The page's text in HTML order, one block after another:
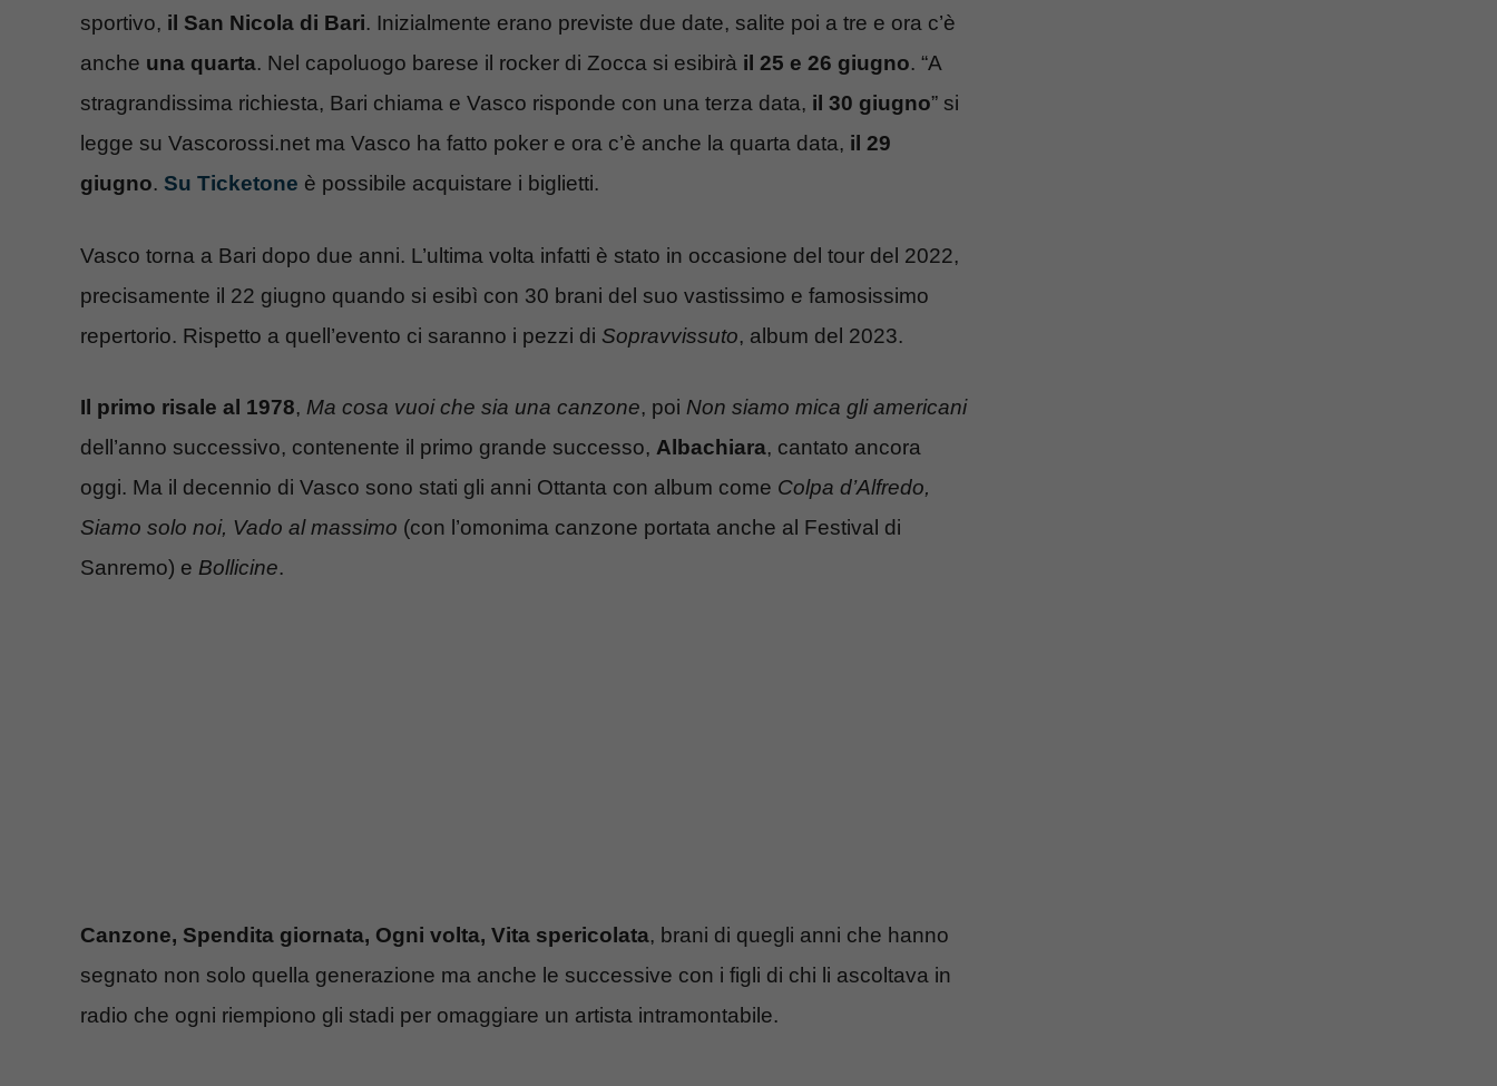
sportivo, il San Nicola di Bari. Inizialmente erano previste due date, salite poi a tre e ora c’è
anche una quarta. Nel capoluogo barese il rocker di Zocca si esibirà il 25 e 26 giugno. “A
stragrandissima richiesta, Bari chiama e Vasco risponde con una terza data, il 30 giugno” si
legge su Vascorossi.net ma Vasco ha fatto poker e ora c’è anche la quarta data, il 29
giugno. Su Ticketone è possibile acquistare i biglietti.
Vasco torna a Bari dopo due anni. L’ultima volta infatti è stato in occasione del tour del 2022,
precisamente il 22 giugno quando si esibì con 30 brani del suo vastissimo e famosissimo
repertorio. Rispetto a quell’evento ci saranno i pezzi di Sopravvissuto, album del 2023.
Il primo risale al 1978, Ma cosa vuoi che sia una canzone, poi Non siamo mica gli americani
dell’anno successivo, contenente il primo grande successo, Albachiara, cantato ancora
oggi. Ma il decennio di Vasco sono stati gli anni Ottanta con album come Colpa d’Alfredo,
Siamo solo noi, Vado al massimo (con l’omonima canzone portata anche al Festival di
Sanremo) e Bollicine.
Canzone, Spendita giornata, Ogni volta, Vita spericolata, brani di quegli anni che hanno
segnato non solo quella generazione ma anche le successive con i figli di chi li ascoltava in
radio che ogni riempiono gli stadi per omaggiare un artista intramontabile.